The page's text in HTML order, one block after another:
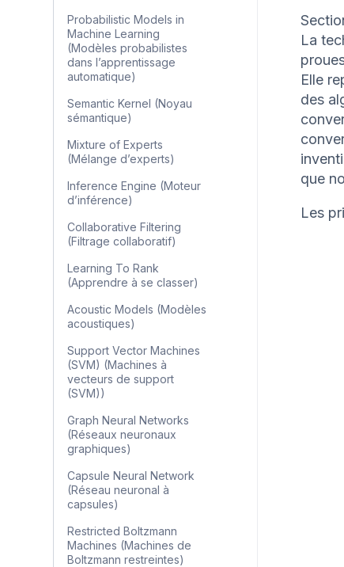
Probabilistic Models in
Machine Learning
(Modèles probabilistes
dans l’apprentissage
automatique)
Semantic Kernel (Noyau
sémantique)
Mixture of Experts
(Mélange d’experts)
Inference Engine (Moteur
d’inférence)
Collaborative Filtering
(Filtrage collaboratif)
Learning To Rank
(Apprendre à se classer)
Acoustic Models (Modèles
acoustiques)
Support Vector Machines
(SVM) (Machines à
vecteurs de support
(SVM))
Graph Neural Networks
(Réseaux neuronaux
graphiques)
Capsule Neural Network
(Réseau neuronal à
capsules)
Restricted Boltzmann
Machines (Machines de
Boltzmann restreintes)
La
Elle
des
que
Les